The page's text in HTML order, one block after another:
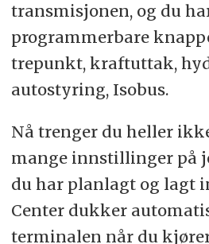
transmisjonen, og du har
programmerbare
trepunkt, kraftuttak,
autostyring, Isobus.
Nå trenger du heller
mange innstillinger på
du har planlagt og lagt
Center dukker
terminalen når du